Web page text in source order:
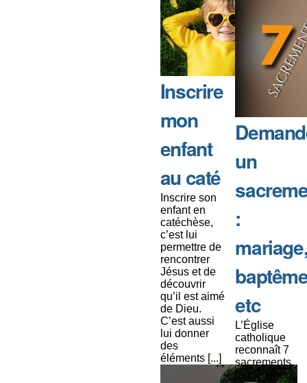
Inscrire
mon
enfant
au caté
Inscrire son
enfant en
catéchèse,
c’est lui
permettre de
rencontrer
Jésus et de
découvrir
qu’il est aimé
de Dieu.
C’est aussi
lui donner
des
éléments [...]
un
:
etc
L’Église
catholique
reconnaît 7
sacrements
qui touchent